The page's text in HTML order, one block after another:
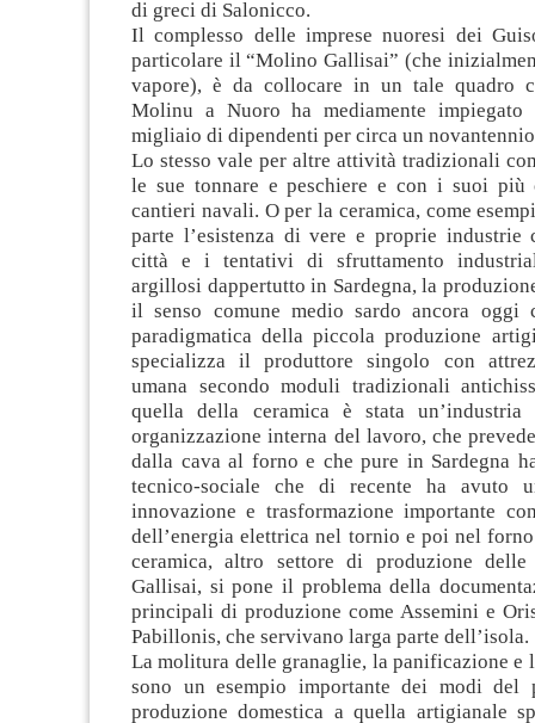
di greci di Salonicco.
Il complesso delle imprese nuoresi dei
particolare il “Molino Gallisai” (che
vapore), è da collocare in un tale quadro
Molinu a Nuoro ha mediamente impiegato
migliaio di dipendenti per circa un
Lo stesso vale per altre attività tradizionali
le sue tonnare e peschiere e con i suoi più
cantieri navali. O per la ceramica, come
parte l’esistenza di vere e proprie industrie
città e i tentativi di sfruttamento
argillosi dappertutto in Sardegna, la
il senso comune medio sardo ancora oggi
paradigmatica della piccola produzione
specializza il produttore singolo con
umana secondo moduli tradizionali
quella della ceramica è stata un’industria
organizzazione interna del lavoro, che
dalla cava al forno e che pure in Sardegna
tecnico-sociale che di recente ha avuto
innovazione e trasformazione importante
dell’energia elettrica nel tornio e poi nel
ceramica, altro settore di produzione delle
Gallisai, si pone il problema della
principali di produzione come Assemini e
Pabillonis, che servivano larga parte dell’isola.
La molitura delle granaglie, la panificazione e
sono un esempio importante dei modi del
produzione domestica a quella artigianale